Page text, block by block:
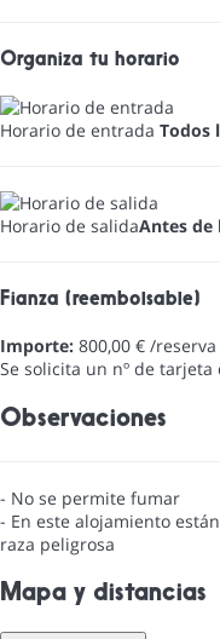
Organiza tu horario
Horario de entrada Todos
Horario de salidaAntes de
Fianza (reembolsable)
Importe: 800,00 € /reserva
Se solicita un nº de tarjeta
Observaciones
- No se permite fumar
- En este alojamiento
raza peligrosa
Mapa y distancias